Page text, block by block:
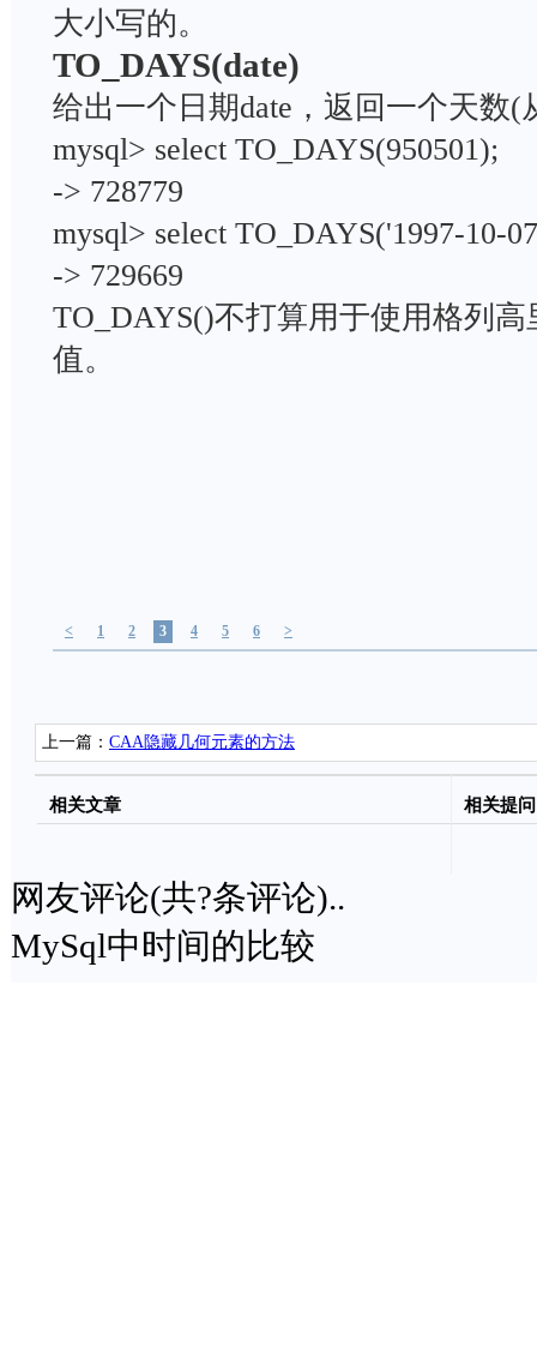
大小写的。
TO_DAYS(date)
给出一个日期date，返回一个天
mysql> select TO_DAYS(950501);
-> 728779
mysql> select TO_DAYS('1997-
-> 729669
TO_DAYS()不打算用于使用格列高
值。
< 1 2 3 4 5 6 >
上一篇： CAA隐藏几何元素的方法
相关文章 相关提问
网友评论(共?条评论)..
MySql中时间的比较